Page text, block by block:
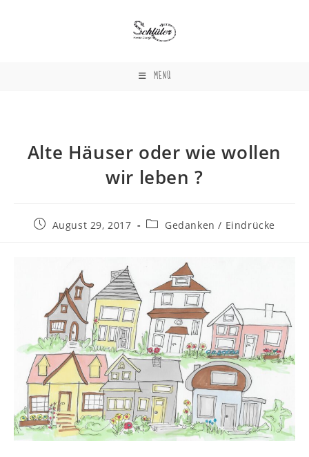
MENÜ
Alte Häuser oder wie wollen
wir leben ?
BeitragAugust 29, 2017
Beitrags-
Gedanken / Eindrücke